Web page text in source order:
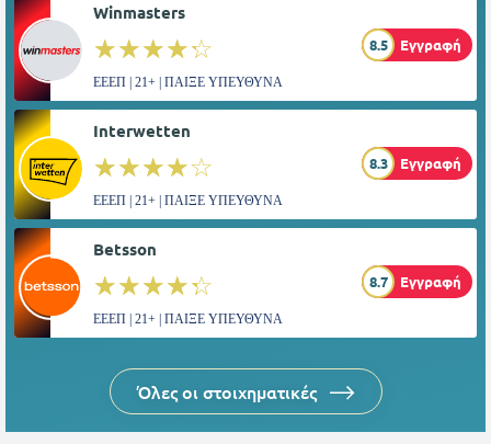
Winmasters
☆☆☆☆☆
★★★★★ 8.5 Εγγραφή
ΕΕΕΠ | 21+ | ΠΑΙΞΕ ΥΠΕΥΘΥΝΑ
Interwetten
☆☆☆☆☆
★★★★★ 8.3 Εγγραφή
ΕΕΕΠ | 21+ | ΠΑΙΞΕ ΥΠΕΥΘΥΝΑ
Betsson
☆☆☆☆☆
★★★★★ 8.7 Εγγραφή
ΕΕΕΠ | 21+ | ΠΑΙΞΕ ΥΠΕΥΘΥΝΑ
Όλες οι στοιχηματικές